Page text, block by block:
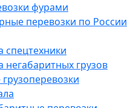
фурами
перевозки по России
спецтехники
негабаритных грузов